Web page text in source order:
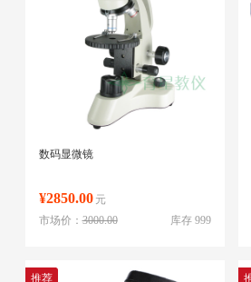
数码显微镜
¥2850.00 元
库存 999
市场价：3000.00
推荐